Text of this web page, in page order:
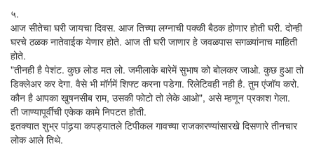
५.
आज सीतेचा घरी जायचा दिवस. आज तिच्या लग्नाची पक्की बैठक होणार होती घरी. दोन्ही
घरचे ठळक नातेवाईक येणार होते. आज ती घरी जाणार हे जवळपास सगळ्यांनाच माहिती
होते.
"तीनही है पेशंट. कुछ लोड मत लो. जमीलाके बारेमें सुभाष को बोलकर जाओ. कुछ हुआ तो
डिक्लेअर कर देगा. वैसे भी मॉर्गमें शिफ्ट करना पडेगा. रिलेटिवही नही है. तुम एंजॉय करो.
कौन है आपका खुषनसीब राम, उसकी फोटो तो लेके आओ", असे म्हणून प्रकाश गेला.
ती जाण्यापूर्वीची एकेक कामे निपटत होती.
इतक्यात शुभ्र पांढर्‍या कपड्यातले टिपीकल गावच्या राजकारण्यांसारखे दिसणारे तीनचार
लोक आले तिथे.